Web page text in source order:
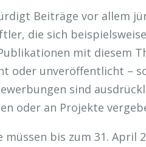
Beiträge vor allem
die sich
mit diesem
oder unveröffentlicht –
sind
oder an Projekte
müssen bis zum 31. April